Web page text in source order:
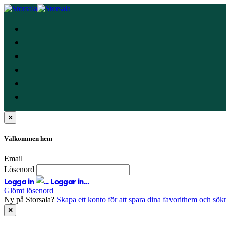
×
Välkommen hem
Email
Lösenord
Logga in Loggar in...
Glömt lösenord
Ny på Storsala? Skapa ett konto för att spara dina favorithem och
×